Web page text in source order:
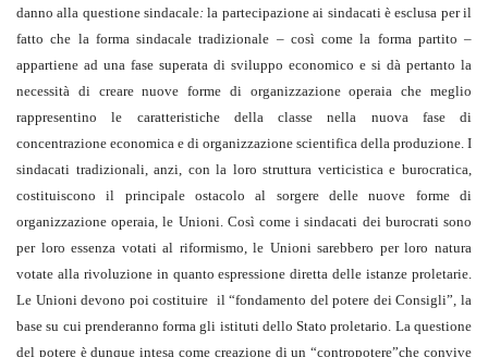
danno alla questione sindacale:la partecipazione ai sindacati è esclusa per il
fatto che la forma sindacale tradizionale – così come la forma partito –
appartiene ad una fase superata di sviluppo economico e si dà pertanto la
necessità di creare nuove forme di organizzazione operaia che meglio
rappresentino le caratteristiche della classe nella nuova fase di
concentrazione economica e di organizzazione scientifica della produzione. I
sindacati tradizionali, anzi, con la loro struttura verticistica e burocratica,
costituiscono il principale ostacolo al sorgere delle nuove forme di
organizzazione operaia, le Unioni. Così come i sindacati dei burocrati sono
per loro essenza votati al riformismo, le Unioni sarebbero per loro natura
votate alla rivoluzione in quanto espressione diretta delle istanze proletarie.
Le Unioni devono poi costituire il “fondamento del potere dei Consigli”, la
base su cui prenderanno forma gli istituti dello Stato proletario. La questione
del potere è dunque intesa come creazione di un “contropotere”che convive